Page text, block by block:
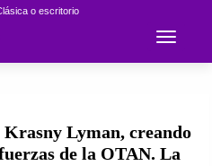
o escritorio
Toggle
Lyman, creando
de la OTAN. La